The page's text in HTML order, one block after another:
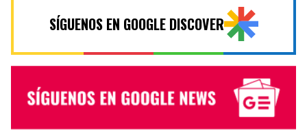
SÍGUENOS EN GOOGLE DISCOVER